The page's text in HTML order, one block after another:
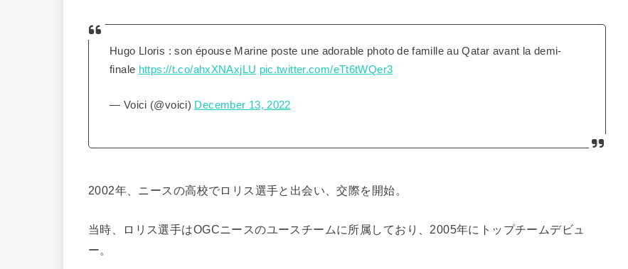
Hugo Lloris : son épouse Marine poste une adorable photo de famille au Qatar avant la demi-
finale https://t.co/ahxXNAxjLU pic.twitter.com/eTt6tWQer3
— Voici (@voici) December 13, 2022
2002年、ニースの高校でロリス選手と出会い、交際を開始。
当時、ロリス選手はOGCニースのユースチームに所属しており、2005年にトップチームデビュ
ー。